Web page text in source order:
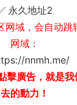
永久地址2
域，会自动跳
网域：
nnmh.me/
擊廣告，就是我
去的動力！